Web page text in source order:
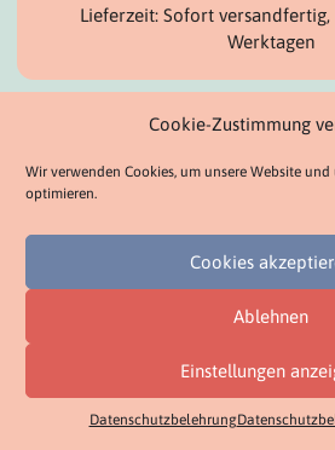
Cookie-Zustimmung
Wir verwenden Cookies, um unsere Website und
optimieren.
Cookies
Ablehnen
Einstellungen
Datenschutzbelehrung
Lieferzeit: Sofort
Werktagen
Mein Bereich